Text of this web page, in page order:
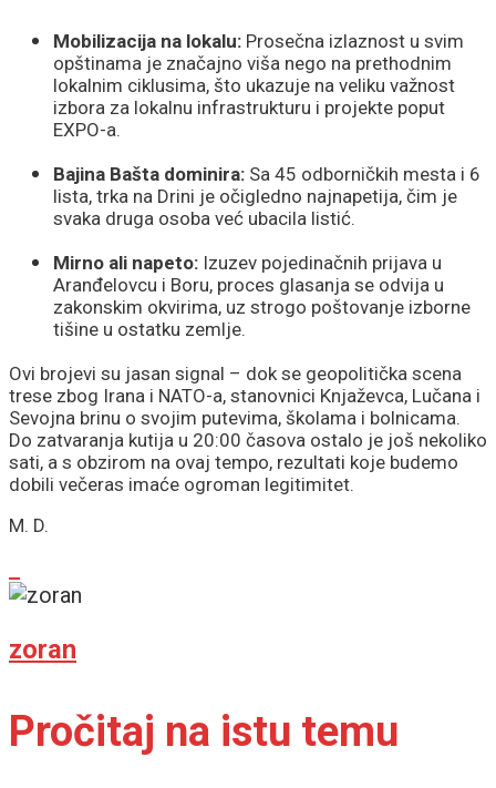
Mobilizacija na lokalu: Prosečna izlaznost u svim
opštinama je značajno viša nego na prethodnim
lokalnim ciklusima, što ukazuje na veliku važnost
izbora za lokalnu infrastrukturu i projekte poput
EXPO-a.
Bajina Bašta dominira: Sa 45 odborničkih mesta i 6
lista, trka na Drini je očigledno najnapetija, čim je
svaka druga osoba već ubacila listić.
Mirno ali napeto: Izuzev pojedinačnih prijava u
Aranđelovcu i Boru, proces glasanja se odvija u
zakonskim okvirima, uz strogo poštovanje izborne
tišine u ostatku zemlje.
Ovi brojevi su jasan signal – dok se geopolitička scena
trese zbog Irana i NATO-a, stanovnici Knjaževca, Lučana i
Sevojna brinu o svojim putevima, školama i bolnicama.
Do zatvaranja kutija u 20:00 časova ostalo je još nekoliko
sati, a s obzirom na ovaj tempo, rezultati koje budemo
dobili večeras imaće ogroman legitimitet.
M. D.
zoran
Pročitaj na istu temu